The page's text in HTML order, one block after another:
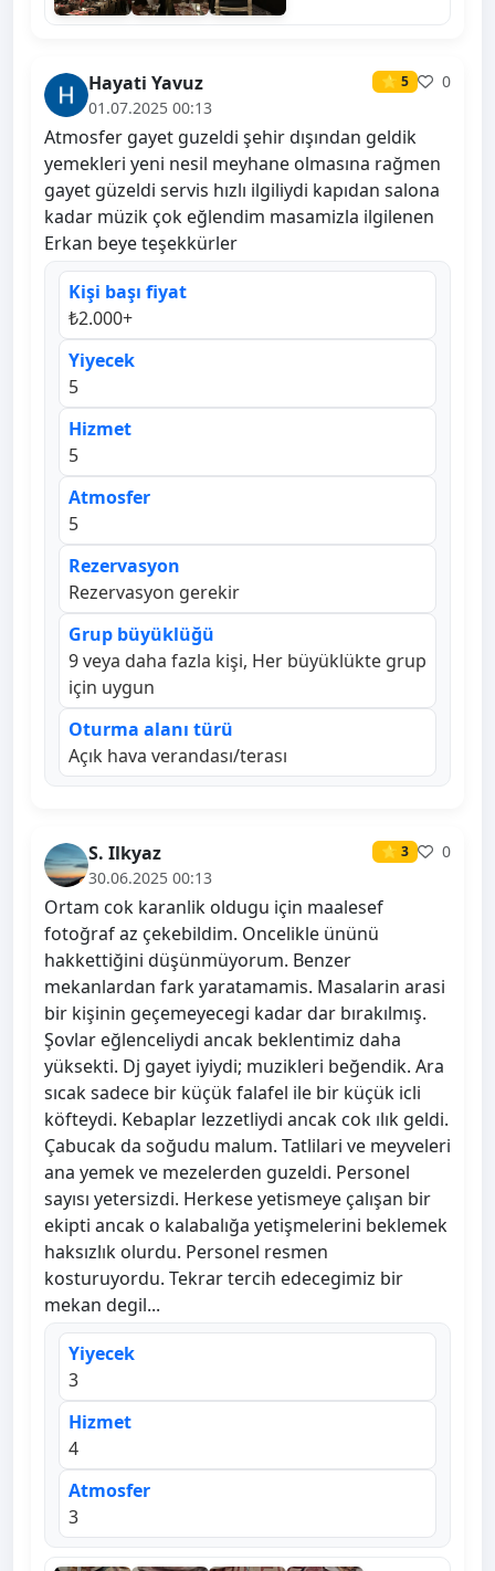
Hayati Yavuz ⭐ 5
0
01.07.2025 00:13
Atmosfer gayet guzeldi şehir dışından geldik
yemekleri yeni nesil meyhane olmasına rağmen
gayet güzeldi servis hızlı ilgiliydi kapıdan salona
kadar müzik çok eğlendim masamizla ilgilenen
Erkan beye teşekkürler
Kişi başı fiyat
₺2.000+
Yiyecek
5
Hizmet
5
Atmosfer
5
Rezervasyon
Rezervasyon gerekir
Grup büyüklüğü
9 veya daha fazla kişi, Her büyüklükte grup
için uygun
Oturma alanı türü
Açık hava verandası/terası
S. Ilkyaz ⭐ 3
0
30.06.2025 00:13
Ortam cok karanlik oldugu için maalesef
fotoğraf az çekebildim. Oncelikle ününü
hakkettiğini düşünmüyorum. Benzer
mekanlardan fark yaratamamis. Masalarin arasi
bir kişinin geçemeyecegi kadar dar bırakılmış.
Şovlar eğlenceliydi ancak beklentimiz daha
yüksekti. Dj gayet iyiydi; muzikleri beğendik. Ara
sıcak sadece bir küçük falafel ile bir küçük icli
köfteydi. Kebaplar lezzetliydi ancak cok ılık geldi.
Çabucak da soğudu malum. Tatlilari ve meyveleri
ana yemek ve mezelerden guzeldi. Personel
sayısı yetersizdi. Herkese yetismeye çalışan bir
ekipti ancak o kalabalığa yetişmelerini beklemek
haksızlık olurdu. Personel resmen
kosturuyordu. Tekrar tercih edecegimiz bir
mekan degil...
Yiyecek
3
Hizmet
4
Atmosfer
3